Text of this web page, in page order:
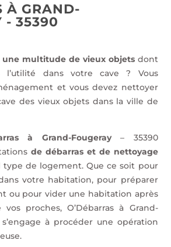
À GRAND-
- 35390
une multitude de vieux objetsdont
l’utilité dans votre cave ? Vous
et vous devez nettoyer
des vieux objets dans la ville de
à Grand-Fougeray– 35390
de débarras et de nettoyage
type de logement. Que ce soit pour
votre habitation, pour préparer
ou pour vider une habitation après
proches, O’Débarras à Grand-
s’engage à procéder une opération